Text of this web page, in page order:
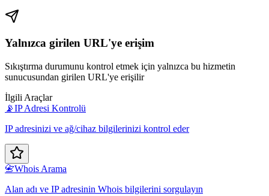
Yalnızca girilen URL'ye erişim
Sıkıştırma durumunu kontrol etmek için yalnızca bu hizmetin
sunucusundan girilen URL'ye erişilir
İlgili Araçlar
📡IP Adresi Kontrolü
IP adresinizi ve ağ/cihaz bilgilerinizi kontrol eder
📇Whois Arama
Alan adı ve IP adresinin Whois bilgilerini sorgulayın